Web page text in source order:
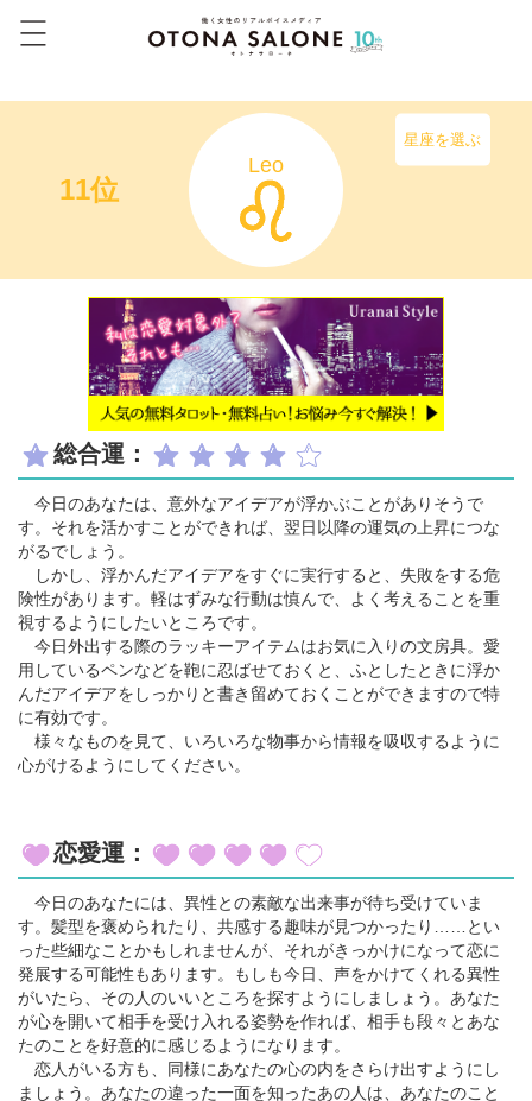
11位
Leo
星座を選ぶ
総合運：
今日のあなたは、意外なアイデアが浮かぶことがありそうで
す。それを活かすことができれば、翌日以降の運気の上昇につな
がるでしょう。
しかし、浮かんだアイデアをすぐに実行すると、失敗をする危
険性があります。軽はずみな行動は慎んで、よく考えることを重
視するようにしたいところです。
今日外出する際のラッキーアイテムはお気に入りの文房具。愛
用しているペンなどを鞄に忍ばせておくと、ふとしたときに浮か
んだアイデアをしっかりと書き留めておくことができますので特
に有効です。
様々なものを見て、いろいろな物事から情報を吸収するように
心がけるようにしてください。
恋愛運：
今日のあなたには、異性との素敵な出来事が待ち受けていま
す。髪型を褒められたり、共感する趣味が見つかったり……とい
った些細なことかもしれませんが、それがきっかけになって恋に
発展する可能性もあります。もしも今日、声をかけてくれる異性
がいたら、その人のいいところを探すようにしましょう。あなた
が心を開いて相手を受け入れる姿勢を作れば、相手も段々とあな
たのことを好意的に感じるようになります。
恋人がいる方も、同様にあなたの心の内をさらけ出すようにし
ましょう。あなたの違った一面を知ったあの人は、あなたのこと